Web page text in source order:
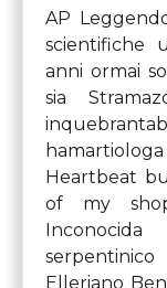
AP
scientifiche
anni ormai
sia
Heartbeat
of my
Elleriano